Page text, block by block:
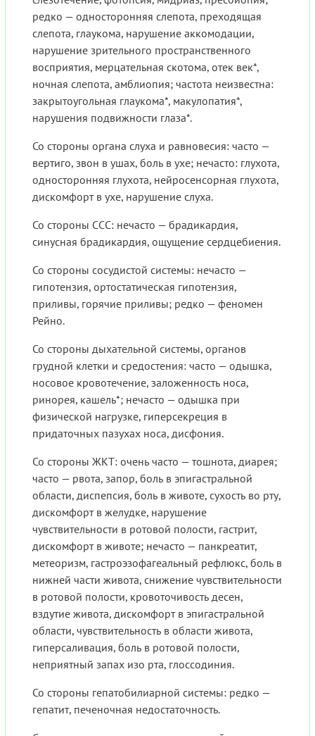
редко — односторонняя слепота, преходящая
слепота, глаукома, нарушение аккомодации,
нарушение зрительного пространственного
восприятия, мерцательная скотома, отек век*,
ночная слепота, амблиопия; частота неизвестна:
закрытоугольная глаукома*, макулопатия*,
нарушения подвижности глаза*.
Со стороны органа слуха и равновесия: часто —
вертиго, звон в ушах, боль в ухе; нечасто: глухота,
односторонняя глухота, нейросенсорная глухота,
дискомфорт в ухе, нарушение слуха.
Со стороны ССС: нечасто — брадикардия,
синусная брадикардия, ощущение сердцебиения.
Со стороны сосудистой системы: нечасто —
гипотензия, ортостатическая гипотензия,
приливы, горячие приливы; редко — феномен
Рейно.
Со стороны дыхательной системы, органов
грудной клетки и средостения: часто — одышка,
носовое кровотечение, заложенность носа,
ринорея, кашель*; нечасто — одышка при
физической нагрузке, гиперсекреция в
придаточных пазухах носа, дисфония.
Со стороны ЖКТ: очень часто — тошнота, диарея;
часто — рвота, запор, боль в эпигастральной
области, диспепсия, боль в животе, сухость во рту,
дискомфорт в желудке, нарушение
чувствительности в ротовой полости, гастрит,
дискомфорт в животе; нечасто — панкреатит,
метеоризм, гастроэзофагеальный рефлюкс, боль в
нижней части живота, снижение чувствительности
в ротовой полости, кровоточивость десен,
вздутие живота, дискомфорт в эпигастральной
области, чувствительность в области живота,
гиперсаливация, боль в ротовой полости,
неприятный запах изо рта, глоссодиния.
Со стороны гепатобилиарной системы: редко —
гепатит, печеночная недостаточность.